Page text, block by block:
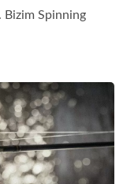
Bizim Spinning